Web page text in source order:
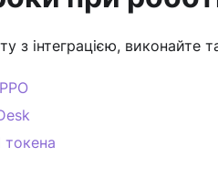
з інтеграцією, виконайте
токена